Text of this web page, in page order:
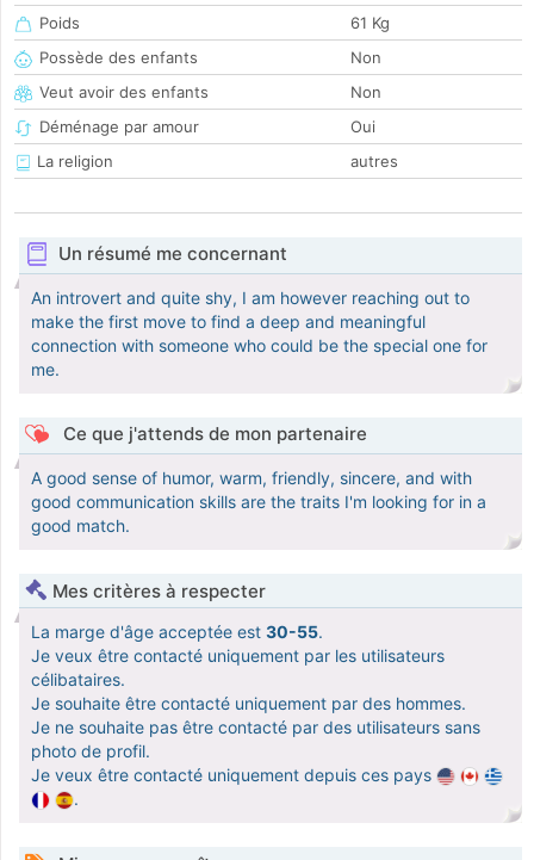
Poids
61 Kg
Possède des enfants
Non
Veut avoir des enfants
Non
Déménage par amour
Oui
La religion
autres
Un résumé me concernant
An introvert and quite shy, I am however reaching out to
make the first move to find a deep and meaningful
connection with someone who could be the special one for
me.
Ce que j'attends de mon partenaire
A good sense of humor, warm, friendly, sincere, and with
good communication skills are the traits I'm looking for in a
good match.
Mes critères à respecter
La marge d'âge acceptée est 30-55.
Je veux être contacté uniquement par les utilisateurs
célibataires.
Je souhaite être contacté uniquement par des hommes.
Je ne souhaite pas être contacté par des utilisateurs sans
photo de profil.
Je veux être contacté uniquement depuis ces pays
.